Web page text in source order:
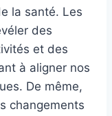
la santé. Les
des
et des
à aligner nos
De même,
changements